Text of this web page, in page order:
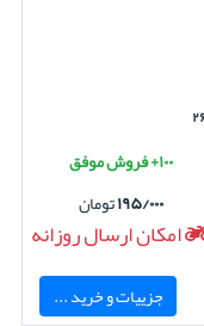
۱۰۰+ فروش موفق
۱۹۵/۰۰۰تومان
امکان ارسال روزانه
جزییات و خرید ...